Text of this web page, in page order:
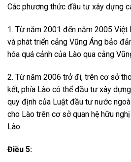
Các phương thức đầu tư xây dựng
1. Từ năm 2001 đến năm 2005
và phát triển cảng Vũng Áng bảo
hóa quá cảnh của Lào qua cảng
2. Từ năm 2006 trở đi, trên cơ sở
kết, phía Lào có thể đầu tư xây
quy định của Luật đầu tư nước
cho Lào trên cơ sở quan hệ hữu
Lào.
Điều 5: